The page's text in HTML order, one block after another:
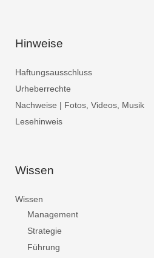
Hinweise
Haftungsausschluss
Urheberrechte
Nachweise | Fotos, Videos, Musik
Lesehinweis
Wissen
Wissen
Management
Strategie
Führung